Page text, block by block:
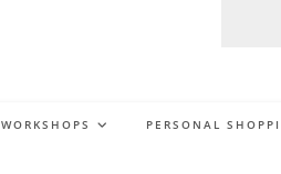
WORKSHOPS PERSONAL